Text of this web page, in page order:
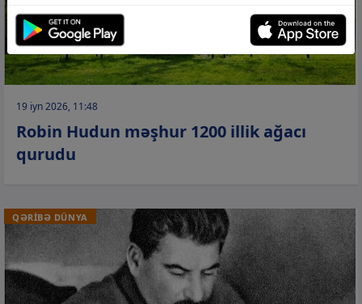
19 iyn 2026, 11:48
Robin Hudun məşhur 1200 illik ağacı
qurudu
QƏRİBƏ DÜNYA